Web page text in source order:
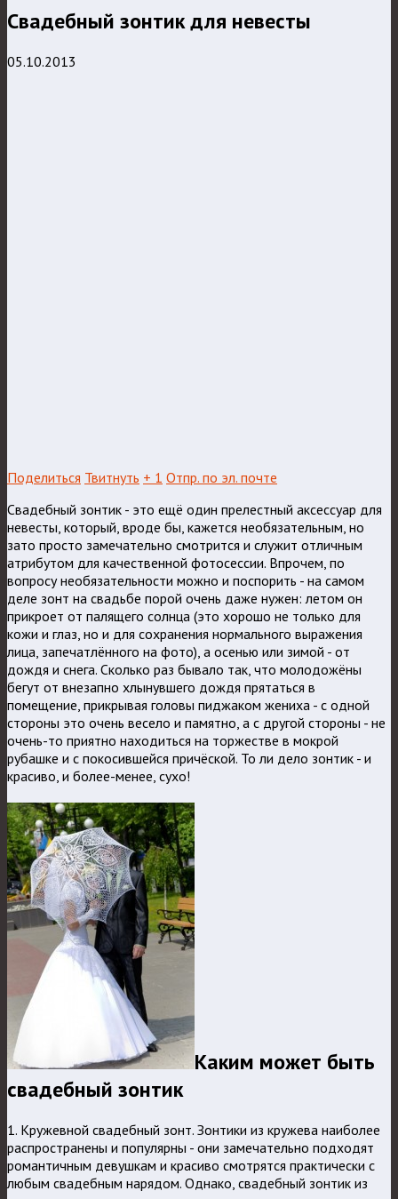
Свадебный зонтик для невесты
05.10.2013
Поделиться Твитнуть + 1 Отпр. по эл. почте
Свадебный зонтик - это ещё один прелестный аксессуар для
невесты, который, вроде бы, кажется необязательным, но
зато просто замечательно смотрится и служит отличным
атрибутом для качественной фотосессии. Впрочем, по
вопросу необязательности можно и поспорить - на самом
деле зонт на свадьбе порой очень даже нужен: летом он
прикроет от палящего солнца (это хорошо не только для
кожи и глаз, но и для сохранения нормального выражения
лица, запечатлённого на фото), а осенью или зимой - от
дождя и снега. Сколько раз бывало так, что молодожёны
бегут от внезапно хлынувшего дождя прятаться в
помещение, прикрывая головы пиджаком жениха - с одной
стороны это очень весело и памятно, а с другой стороны - не
очень-то приятно находиться на торжестве в мокрой
рубашке и с покосившейся причёской. То ли дело зонтик - и
красиво, и более-менее, сухо!
Каким может быть
свадебный зонтик
1. Кружевной свадебный зонт. Зонтики из кружева наиболее
распространены и популярны - они замечательно подходят
романтичным девушкам и красиво смотрятся практически с
любым свадебным нарядом. Однако, свадебный зонтик из